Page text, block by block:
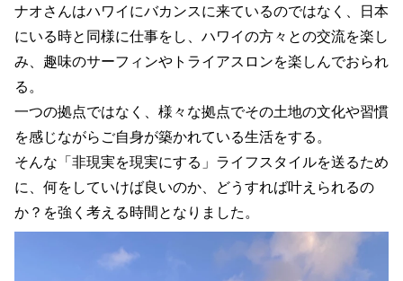
ナオさんはハワイにバカンスに来ているのではなく、日本
にいる時と同様に仕事をし、ハワイの方々との交流を楽し
み、趣味のサーフィンやトライアスロンを楽しんでおられ
る。
一つの拠点ではなく、様々な拠点でその土地の文化や習慣
を感じながらご自身が築かれている生活をする。
そんな「非現実を現実にする」ライフスタイルを送るため
に、何をしていけば良いのか、どうすれば叶えられるの
か？を強く考える時間となりました。